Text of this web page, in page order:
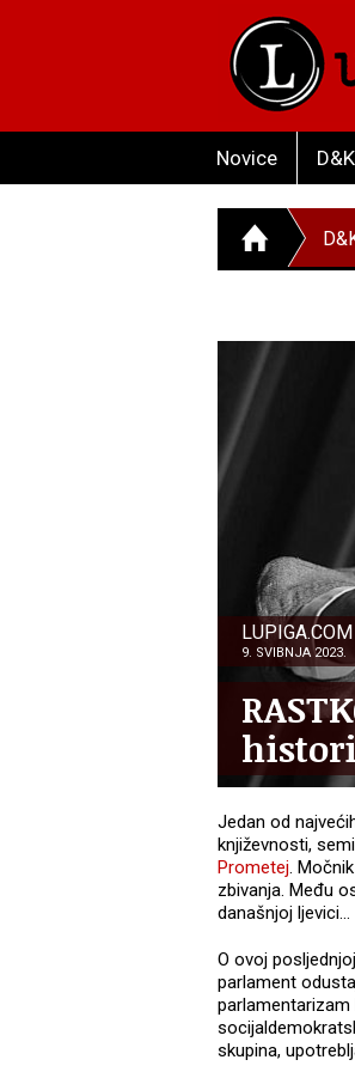
Novice D&K
LUPIGA.COM
9. SVIBNJA 2023.
Jedan od
književnosti,
Prometej.
zbivanja. Među
današnjoj ljevici…
O ovoj
parlament
parlamentarizam
skupina,